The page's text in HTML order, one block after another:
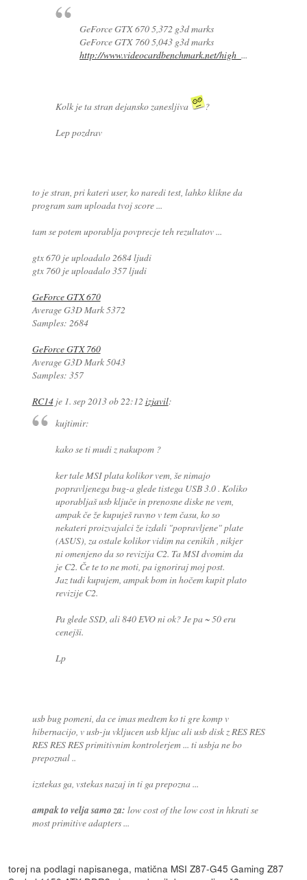
GeForce GTX 670 5,372 g3d marks
GeForce GTX 760 5,043 g3d marks
http://www.videocardbenchmark.net/high_ ...
Kolk je ta stran dejansko zanesljiva
?
Lep pozdrav
to je stran, pri kateri user, ko naredi test, lahko klikne da
program sam uploada tvoj score ...
tam se potem uporablja povprecje teh rezultatov ...
gtx 670 je uploadalo 2684 ljudi
gtx 760 je uploadalo 357 ljudi
GeForce GTX 670
Average G3D Mark 5372
Samples: 2684
GeForce GTX 760
Average G3D Mark 5043
Samples: 357
RC14je 1. sep 2013 ob 22:12 izjavil:
kujtimir:
kako se ti mudi z nakupom ?
ker tale MSI plata kolikor vem, še nimajo
popravljenega bug-a glede tistega USB 3.0 . Koliko
uporabljaš usb ključe in prenosne diske ne vem,
ampak če že kupuješ ravno v tem času, ko so
nekateri proizvajalci že izdali "popravljene" plate
(ASUS), za ostale kolikor vidim na cenikih , nikjer
ni omenjeno da so revizija C2. Ta MSI dvomim da
je C2. Če te to ne moti, pa ignoriraj moj post.
Jaz tudi kupujem, ampak bom in hočem kupit plato
revizije C2.
Pa glede SSD, ali 840 EVO ni ok? Je pa ~ 50 eru
cenejši.
Lp
usb bug pomeni, da ce imas medtem ko ti gre komp v
hibernacijo, v usb-ju vkljucen usb kljuc ali usb disk z RES RES
RES RES RES primitivnim kontrolerjem ... ti usbja ne bo
prepoznal ..
izstekas ga, vstekas nazaj in ti ga prepozna ...
ampak to velja samo za: low cost of the low cost in hkrati se
most primitive adapters ...
torej na podlagi napisanega, matična MSI Z87-G45 Gaming Z87